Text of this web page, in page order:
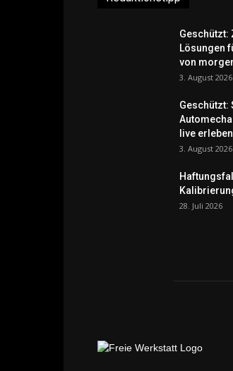
Geschützt:
Lösungen
von
3. August 2026
Geschützt:
live erleben
3. August 2026
28. Juli 2026